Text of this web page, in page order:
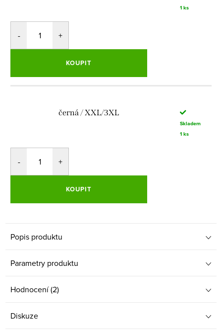
1 ks
KOUPIT
černá / XXL/3XL
Skladem
1 ks
KOUPIT
Popis produktu
Parametry produktu
Hodnocení (2)
Diskuze